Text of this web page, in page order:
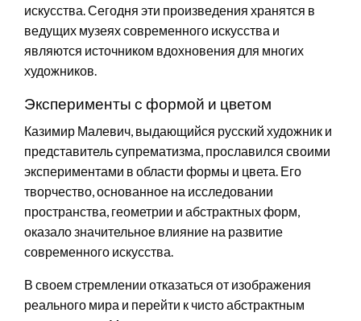
искусства. Сегодня эти произведения хранятся в
ведущих музеях современного искусства и
являются источником вдохновения для многих
художников.
Эксперименты с формой и цветом
Казимир Малевич, выдающийся русский художник и
представитель супрематизма, прославился своими
экспериментами в области формы и цвета. Его
творчество, основанное на исследовании
пространства, геометрии и абстрактных форм,
оказало значительное влияние на развитие
современного искусства.
В своем стремлении отказаться от изображения
реального мира и перейти к чисто абстрактным